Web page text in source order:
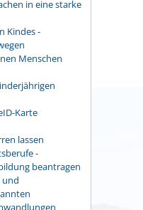
in eine starke
Kindes -
Menschen
Karte
lassen
-
beantragen
und